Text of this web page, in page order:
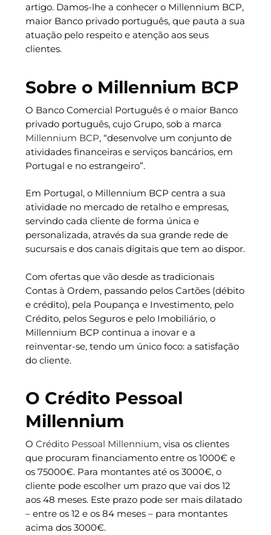
artigo. Damos-lhe a conhecer o Millennium BCP,
maior Banco privado português, que pauta a sua
atuação pelo respeito e atenção aos seus
clientes.
Sobre o Millennium BCP
O Banco Comercial Português é o maior Banco
privado português, cujo Grupo, sob a marca
Millennium BCP, “desenvolve um conjunto de
atividades financeiras e serviços bancários, em
Portugal e no estrangeiro”.
Em Portugal, o Millennium BCP centra a sua
atividade no mercado de retalho e empresas,
servindo cada cliente de forma única e
personalizada, através da sua grande rede de
sucursais e dos canais digitais que tem ao dispor.
Com ofertas que vão desde as tradicionais
Contas à Ordem, passando pelos Cartões (débito
e crédito), pela Poupança e Investimento, pelo
Crédito, pelos Seguros e pelo Imobiliário, o
Millennium BCP continua a inovar e a
reinventar-se, tendo um único foco: a satisfação
do cliente.
O Crédito Pessoal
Millennium
O Crédito Pessoal Millennium, visa os clientes
que procuram financiamento entre os 1000€ e
os 75000€. Para montantes até os 3000€, o
cliente pode escolher um prazo que vai dos 12
aos 48 meses. Este prazo pode ser mais dilatado
– entre os 12 e os 84 meses – para montantes
acima dos 3000€.